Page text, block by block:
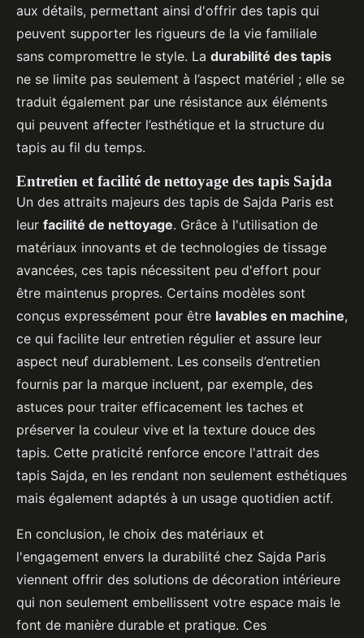
aux détails, permettant ainsi d'offrir des tapis qui
peuvent supporter les rigueurs de la vie familiale
sans compromettre le style. La durabilité des tapis
ne se limite pas seulement à l’aspect matériel ; elle se
traduit également par une résistance aux éléments
qui peuvent affecter l’esthétique et la structure du
tapis au fil du temps.
Entretien et facilité de nettoyage des tapis Sajda
Un des attraits majeurs des tapis de Sajda Paris est
leur facilité de nettoyage. Grâce à l'utilisation de
matériaux innovants et de technologies de tissage
avancées, ces tapis nécessitent peu d'effort pour
être maintenus propres. Certains modèles sont
conçus expressément pour être lavables en machine,
ce qui facilite leur entretien régulier et assure leur
aspect neuf durablement. Les conseils d’entretien
fournis par la marque incluent, par exemple, des
astuces pour traiter efficacement les taches et
préserver la couleur vive et la texture douce des
tapis. Cette praticité renforce encore l'attrait des
tapis Sajda, en les rendant non seulement esthétiques
mais également adaptés à un usage quotidien actif.
En conclusion, le choix des matériaux et
l'engagement envers la durabilité chez Sajda Paris
viennent offrir des solutions de décoration intérieure
qui non seulement embellissent votre espace mais le
font de manière durable et pratique. Ces